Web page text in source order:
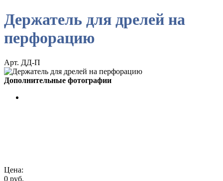
Держатель для дрелей на
перфорацию
Арт. ДД-П
Дополнительные фотографии
Цена:
0 руб.